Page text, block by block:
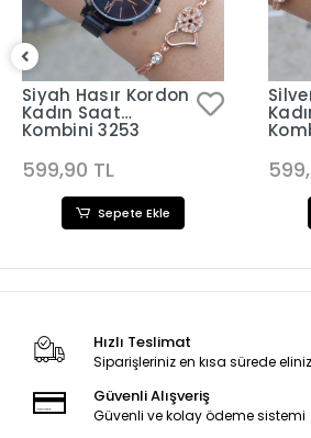
Siyah Hasır Kordon
Kadın Saat
Kombini 3253
599,90 TL
Sepete Ekle
Hızlı Teslimat
Siparişleriniz en kısa sürede
Güvenli Alışveriş
Güvenli ve kolay ödeme sistemi